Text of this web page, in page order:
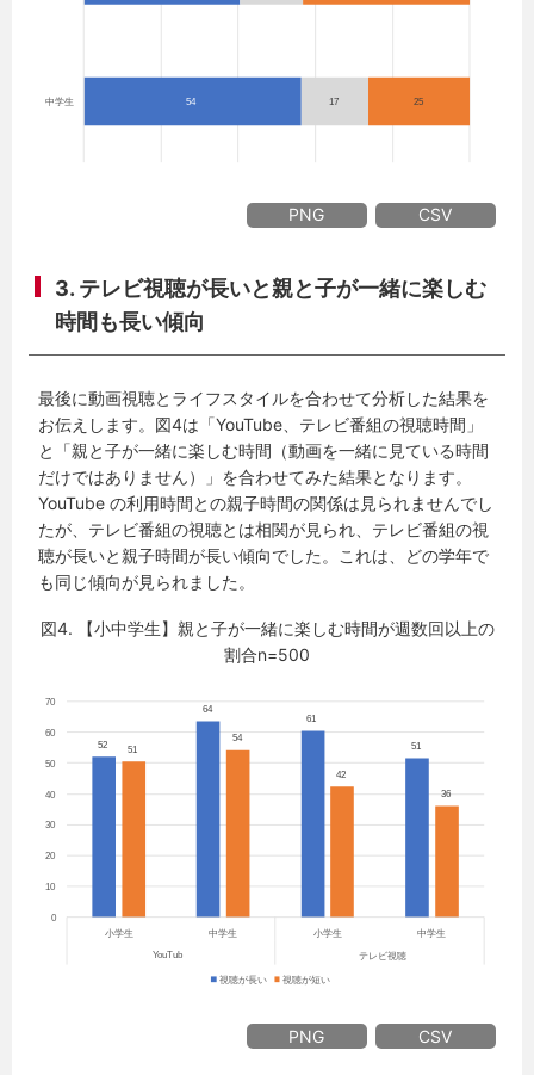
PNG CSV
3. テレビ視聴が長いと親と子が一緒に楽しむ
時間も長い傾向
最後に動画視聴とライフスタイルを合わせて分析した結果を
お伝えします。図4は「YouTube、テレビ番組の視聴時間」
と「親と子が一緒に楽しむ時間（動画を一緒に見ている時間
だけではありません）」を合わせてみた結果となります。
YouTube の利用時間との親子時間の関係は見られませんでし
たが、テレビ番組の視聴とは相関が見られ、テレビ番組の視
聴が長いと親子時間が長い傾向でした。これは、どの学年で
も同じ傾向が見られました。
図4. 【小中学生】親と子が一緒に楽しむ時間が週数回以上の
割合n=500
PNG CSV